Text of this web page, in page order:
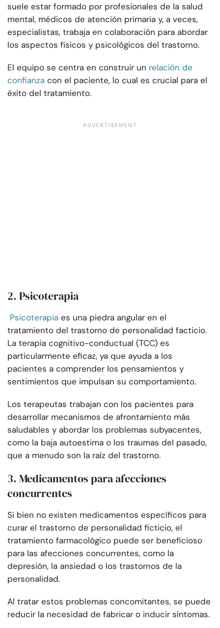
suele estar formado por profesionales de la salud
mental, médicos de atención primaria y, a veces,
especialistas, trabaja en colaboración para abordar
los aspectos físicos y psicológicos del trastorno.
El equipo se centra en construir un relación de
confianza con el paciente, lo cual es crucial para el
éxito del tratamiento.
2. Psicoterapia
Psicoterapia es una piedra angular en el
tratamiento del trastorno de personalidad facticio.
La terapia cognitivo-conductual (TCC) es
particularmente eficaz, ya que ayuda a los
pacientes a comprender los pensamientos y
sentimientos que impulsan su comportamiento.
Los terapeutas trabajan con los pacientes para
desarrollar mecanismos de afrontamiento más
saludables y abordar los problemas subyacentes,
como la baja autoestima o los traumas del pasado,
que a menudo son la raíz del trastorno.
3. Medicamentos para afecciones
concurrentes
Si bien no existen medicamentos específicos para
curar el trastorno de personalidad ficticio, el
tratamiento farmacológico puede ser beneficioso
para las afecciones concurrentes, como la
depresión, la ansiedad o los trastornos de la
personalidad.
Al tratar estos problemas concomitantes, se puede
reducir la necesidad de fabricar o inducir síntomas.